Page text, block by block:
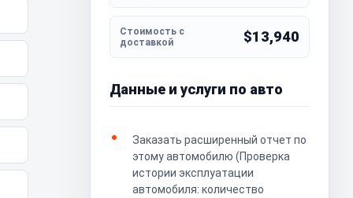
$13,940
Данные и услуги по авто
Заказать расширенный отчет по
этому автомобилю (Проверка
истории эксплуатации
автомобиля: количество